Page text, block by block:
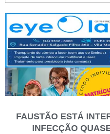
FAUSTÃO ESTÁ
INFECÇÃO